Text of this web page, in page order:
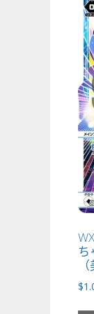
ち
$